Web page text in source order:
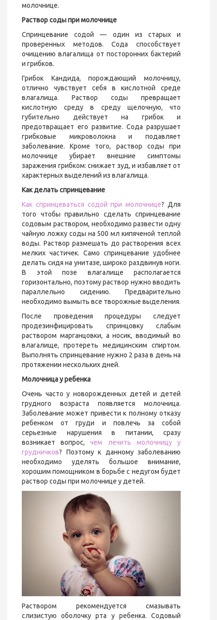
молочнице.
Раствор соды при молочнице
Спринцевание содой — один из старых и
проверенных методов. Сода способствует
очищению влагалища от посторонних бактерий
и грибков.
Грибок Кандида, порождающий молочницу,
отлично чувствует себя в кислотной среде
влагалища. Раствор соды превращает
кислотную среду в среду щелочную, что
губительно действует на грибок и
предотвращает его развитие. Сода разрушает
грибковые микроволокна и подавляет
заболевание. Кроме того, раствор соды при
молочнице убирает внешние симптомы
заражения грибком: снижает зуд, и избавляет от
характерных выделений из влагалища.
Как делать спринцевание
Как спринцеваться содой при молочнице? Для
того чтобы правильно сделать спринцевание
содовым раствором, необходимо развести одну
чайную ложку соды на 500 мл кипяченой теплой
воды. Раствор размешать до растворения всех
мелких частичек. Само спринцевание удобнее
делать сидя на унитазе, широко раздвинув ноги.
В этой позе влагалище располагается
горизонтально, поэтому раствор нужно вводить
параллельно сидению. Предварительно
необходимо вымыть все творожные выделения.
После проведения процедуры следует
продезинфицировать спринцовку слабым
раствором марганцовки, а носик, вводимый во
влагалище, протереть медицинским спиртом.
Выполнять спринцевание нужно 2 раза в день на
протяжении нескольких дней.
Молочница у ребенка
Очень часто у новорожденных детей и детей
грудного возраста появляется молочница.
Заболевание может привести к полному отказу
ребенком от груди и повлечь за собой
серьезные нарушения в питании, сразу
возникает вопрос,чем лечить молочницу у
грудничков? Поэтому к данному заболеванию
необходимо уделять большое внимание,
хорошим помощником в борьбе с недугом будет
раствор соды при молочнице у детей.
Раствором рекомендуется смазывать
слизистую оболочку рта у ребенка. Содовый